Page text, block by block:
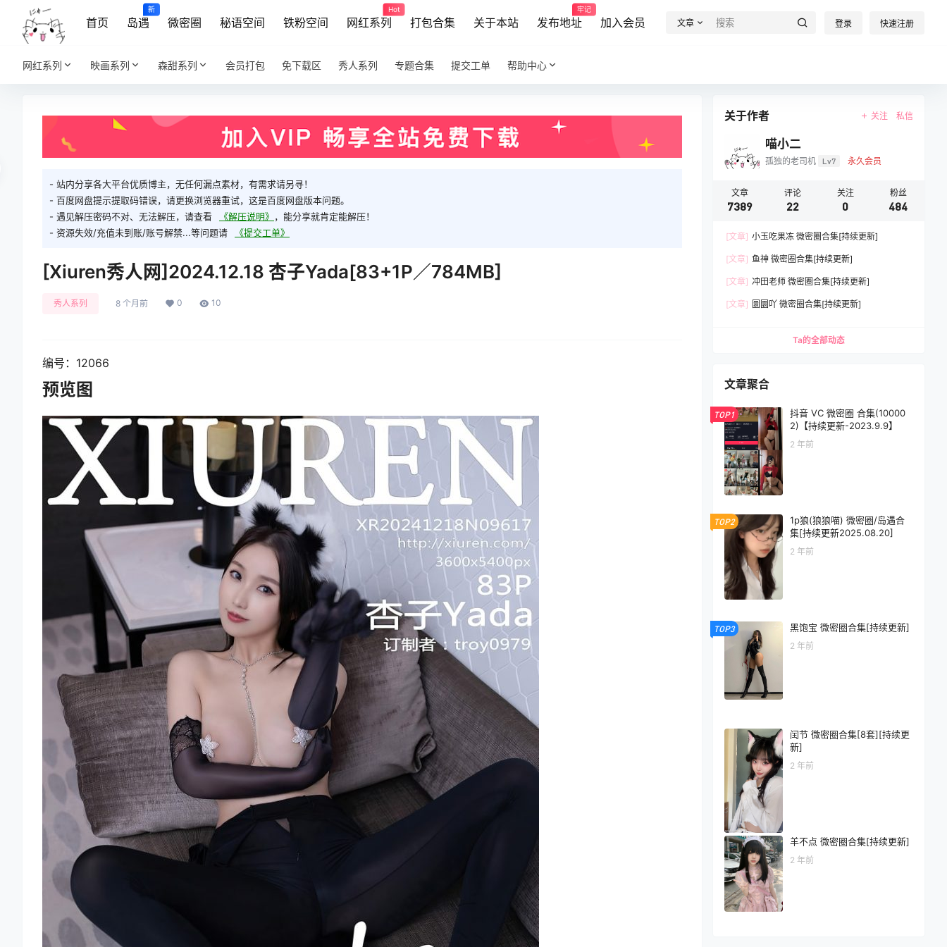
首页 岛遇
新
微密圈 秘语空间 铁粉空间 网红系列
Hot
打包合集 关于本站 发布地址
牢记
加入会员 文章 登录 快速注册
网红系列 映画系列 森甜系列 会员打包 免下载区 秀人系列 专题合集 提交工单 帮助中心
- 站内分享各大平台优质博主，无任何漏点素材，有需求请另寻！
- 百度网盘提示提取码错误，请更换浏览器重试，这是百度网盘版本问题。
- 遇见解压密码不对、无法解压，请查看
《解压说明》 ，能分享就肯定能解压！
- 资源失效/充值未到账/账号解禁...等问题请
《提交工单》
[Xiuren秀人网]2024.12.18 杏子Yada[83+1P／784MB]
秀人系列 8 个月前 0 10
编号：12066
预览图
关于作者 关注 私信
喵小二
孤独的老司机 Lv7 永久会员
文章
7389
评论
22
关注
0
粉丝
484
[文章] 小玉吃果冻 微密圈合集[持续更新]
[文章] 鱼神 微密圈合集[持续更新]
[文章] 冲田老师 微密圈合集[持续更新]
[文章] 圜圜吖 微密圈合集[持续更新]
Ta的全部动态
文章聚合
TOP1
抖音 VC 微密圈 合集(10000
2)【持续更新-2023.9.9】
2 年前
TOP2
1p狼(狼狼喵) 微密圈/岛遇合
集[持续更新2025.08.20]
2 年前
TOP3 黑饱宝 微密圈合集[持续更新]
2 年前
闰节 微密圈合集[8套][持续更
新]
2 年前
羊不点 微密圈合集[持续更新]
2 年前